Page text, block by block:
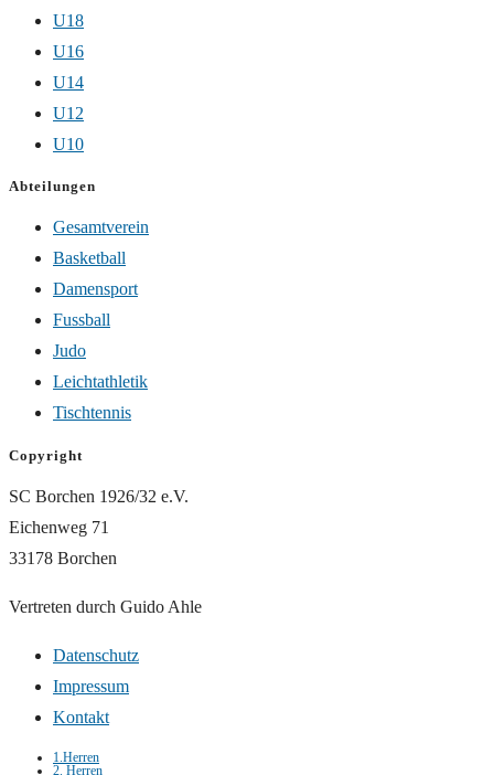
U18
U16
U14
U12
U10
Abteilungen
Gesamtverein
Basketball
Damensport
Fussball
Judo
Leichtathletik
Tischtennis
Copyright
SC Borchen 1926/32 e.V.
Eichenweg 71
33178 Borchen
Vertreten durch Guido Ahle
Datenschutz
Impressum
Kontakt
1.Herren
2. Herren